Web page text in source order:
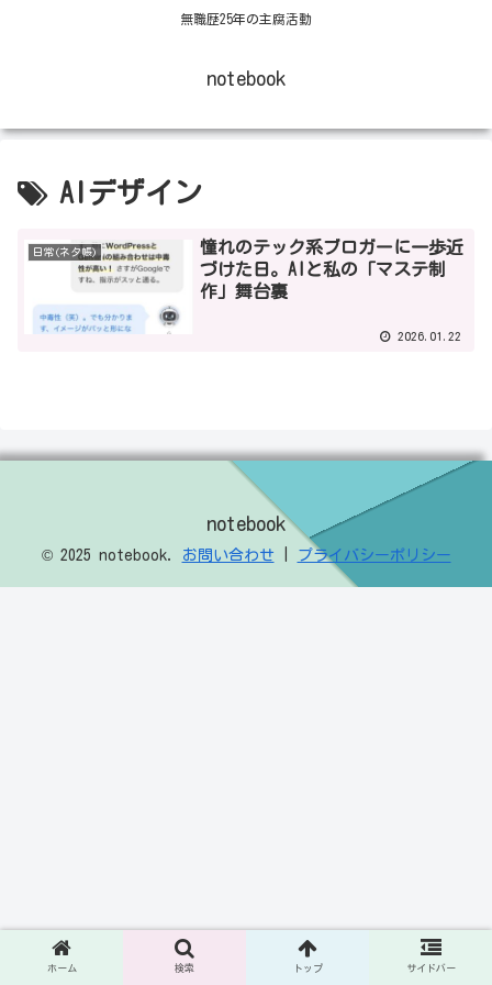
無職歴25年の主腐活動
notebook
AIデザイン
日常(ネタ帳)
憧れのテック系ブロガーに一歩近
づけた日。AIと私の「マステ制
作」舞台裏
2026.01.22
notebook
© 2025 notebook. お問い合わせ プライバシーポリシー
ホーム 検索 トップ サイドバー